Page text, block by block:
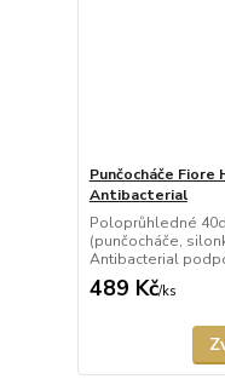
Punčocháče Fiore
Antibacterial
Poloprůhledné
(punčocháče,
Antibacterial
489 Kč/ks